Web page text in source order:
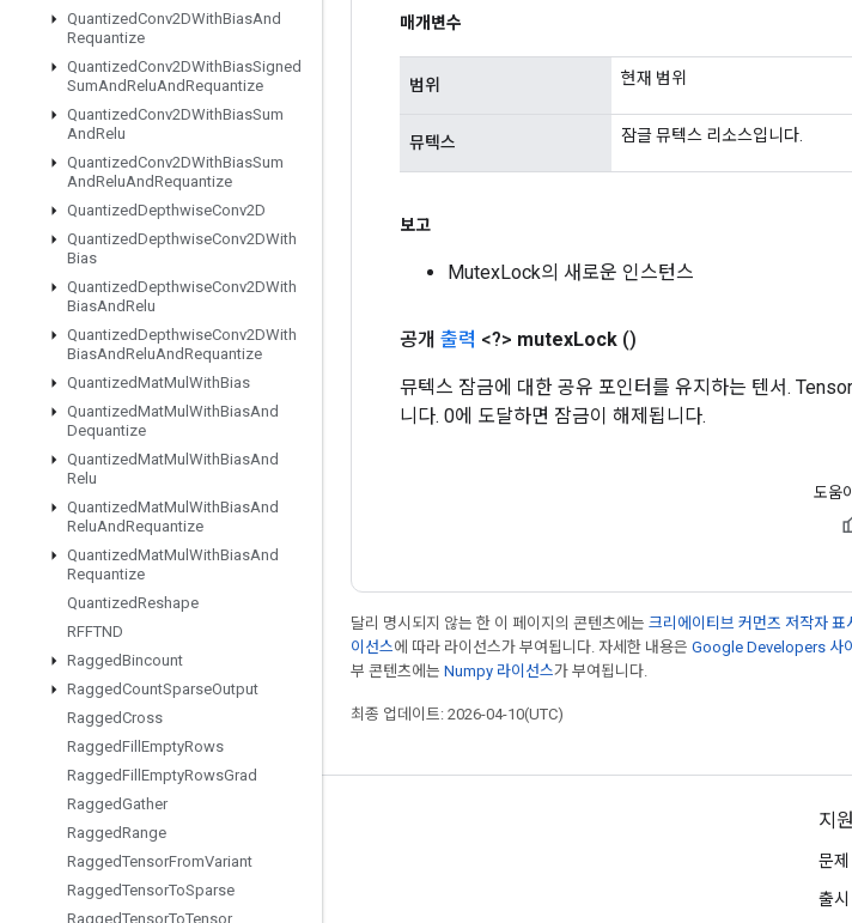
QuantizedConv2DWithBiasAnd
Requantize
QuantizedConv2DWithBiasSigned
SumAndReluAndRequantize
QuantizedConv2DWithBiasSum
AndRelu
QuantizedConv2DWithBiasSum
AndReluAndRequantize
QuantizedDepthwiseConv2D
QuantizedDepthwiseConv2DWith
Bias
QuantizedDepthwiseConv2DWith
BiasAndRelu
QuantizedDepthwiseConv2DWith
BiasAndReluAndRequantize
QuantizedMatMul WithBias
QuantizedMatMul WithBiasAnd
Dequantize
QuantizedMatMul WithBiasAnd
Relu
QuantizedMatMul WithBiasAnd
ReluAndRequantize
QuantizedMatMul WithBiasAnd
Requantize
QuantizedReshape
RFFTND
RaggedBincount
RaggedCountSparseOutput
RaggedCross
RaggedFill EmptyRows
RaggedFill EmptyRowsGrad
RaggedGather
RaggedRange
RaggedTensorFromVariant
RaggedTensorToSparse
RaggedTensorToTensor
매개변수
범위 현재 범위
뮤텍스 잠글 뮤텍스 리소스입니다.
보고
MutexLock의 새로운 인스턴스
공개 출력 <?> mutexLock ()
뮤텍스 잠금에 대한 공유 포인터를 유지하는 텐서.
니다. 0에 도달하면 잠금이 해제됩니다.
도움
달리 명시되지 않는 한 이 페이지의 콘텐츠에는 크리에이티브 커먼즈 저작자 표
이선스에 따라 라이선스가 부여됩니다. 자세한 내용은 Google Developers 사
부 콘텐츠에는 Numpy 라이선스가 부여됩니다.
최종 업데이트: 2026-04-10(UTC)
최신 소식 확인하기
블로그
지원
문제
출